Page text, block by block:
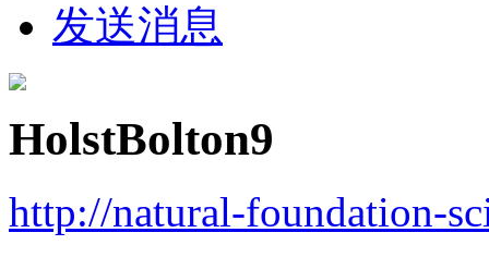
发送消息
HolstBolton9
http://natural-foundation-